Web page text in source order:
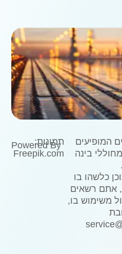
תמונות:
Freepik.com
המופיעים
בינה
כלשהו בו
אתם רשאים
משימוש בו,
Powered By